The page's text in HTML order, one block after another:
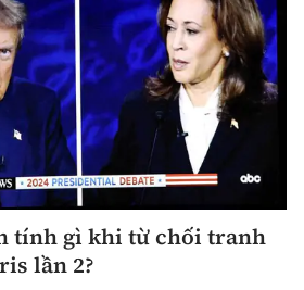
tính gì khi từ chối tranh
lần 2?